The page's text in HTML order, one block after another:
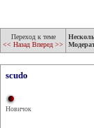
Переход к теме
<< Назад Вперед >>
scudo
Новичок